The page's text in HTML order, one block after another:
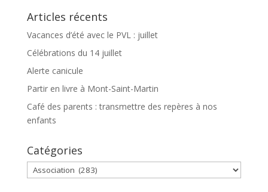
Articles récents
Vacances d’été avec le PVL : juillet
Célébrations du 14 juillet
Alerte canicule
Partir en livre à Mont-Saint-Martin
Café des parents : transmettre des repères à nos
enfants
Catégories
Catégories